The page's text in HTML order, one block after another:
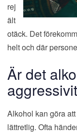
rej
ält
otäck. Det
helt och där
Är det
Alkohol kan göra
lättretlig. Ofta